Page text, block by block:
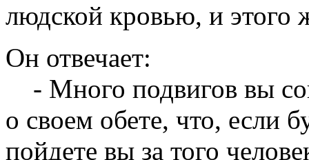
людской кровью, и
Он отвечает:
- Много подвигов вы
о своем обете, что, если
пойдете вы за того